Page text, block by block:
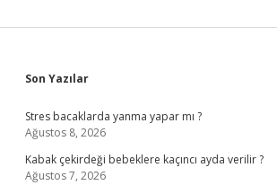
Sidebar
Son Yazılar
Stres bacaklarda yanma yapar mı ?
Ağustos 8, 2026
Kabak çekirdeği bebeklere kaçıncı ayda verilir ?
Ağustos 7, 2026